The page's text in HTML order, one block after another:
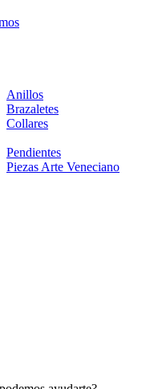
Anillos
Brazaletes
Collares
Pendientes
Piezas Arte Veneciano